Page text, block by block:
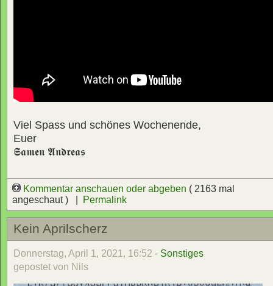
Viel Spass und schönes Wochenende,
Euer
𝕾𝖆𝖒𝖊𝖓 𝕬𝖓𝖉𝖗𝖊𝖆𝖘
Kommentar anschauen oder abgeben ( 2163 mal
angeschaut ) |
Permalink
Kein Aprilscherz
Donnerstag, April 1, 2021, 16:52 - Sonstiges
gepostet von Nils